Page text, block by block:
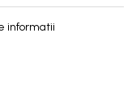
informatii